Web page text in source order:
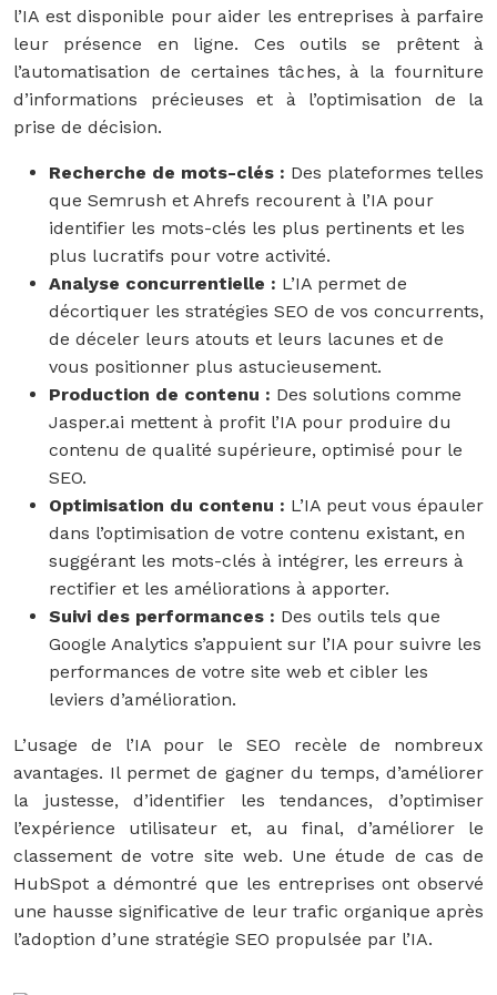
l’IA est disponible pour aider les entreprises à parfaire
leur présence en ligne. Ces outils se prêtent à
l’automatisation de certaines tâches, à la fourniture
d’informations précieuses et à l’optimisation de la
prise de décision.
Recherche de mots-clés : Des plateformes telles
que Semrush et Ahrefs recourent à l’IA pour
identifier les mots-clés les plus pertinents et les
plus lucratifs pour votre activité.
Analyse concurrentielle : L’IA permet de
décortiquer les stratégies SEO de vos concurrents,
de déceler leurs atouts et leurs lacunes et de
vous positionner plus astucieusement.
Production de contenu : Des solutions comme
Jasper.ai mettent à profit l’IA pour produire du
contenu de qualité supérieure, optimisé pour le
SEO.
Optimisation du contenu : L’IA peut vous épauler
dans l’optimisation de votre contenu existant, en
suggérant les mots-clés à intégrer, les erreurs à
rectifier et les améliorations à apporter.
Suivi des performances : Des outils tels que
Google Analytics s’appuient sur l’IA pour suivre les
performances de votre site web et cibler les
leviers d’amélioration.
L’usage de l’IA pour le SEO recèle de nombreux
avantages. Il permet de gagner du temps, d’améliorer
la justesse, d’identifier les tendances, d’optimiser
l’expérience utilisateur et, au final, d’améliorer le
classement de votre site web. Une étude de cas de
HubSpot a démontré que les entreprises ont observé
une hausse significative de leur trafic organique après
l’adoption d’une stratégie SEO propulsée par l’IA.